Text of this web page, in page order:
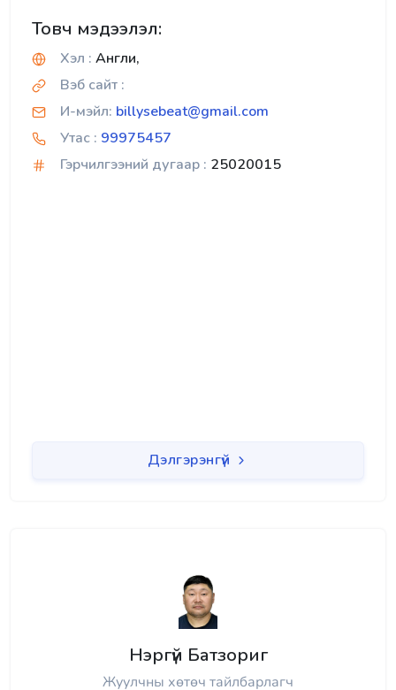
Товч мэдээлэл:
Хэл : Англи,
Вэб сайт :
И-мэйл: billysebeat@gmail.com
Утас : 99975457
Гэрчилгээний дугаар : 25020015
Дэлгэрэнгүй
Нэргүй Батзориг
Жуулчны хөтөч тайлбарлагч